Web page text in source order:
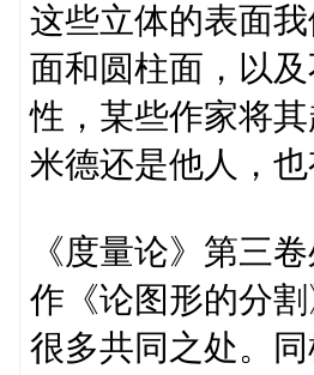
这些立体的表面
面和圆柱面，以
性，某些作家将
米德还是他人，
《度量论》第三
作《论图形的分
很多共同之处。